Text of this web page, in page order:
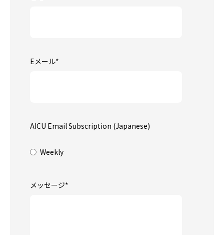
Eメール*
AICU Email Subscription (Japanese)
Weekly
メッセージ*